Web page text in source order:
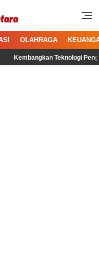
OLAHRAGA
Teknologi Penghasil